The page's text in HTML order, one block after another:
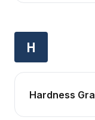
H
Hardness